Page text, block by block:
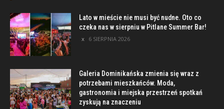
Lato w mieście nie musi być nudne. Oto co
czeka nas w sierpniu w Pitlane Summer Bar!
6 SIERPNIA 2026
Galeria Dominikańska zmienia się wraz z
potrzebami mieszkańców. Moda,
gastronomia i miejska przestrzeń spotkań
zyskują na znaczeniu